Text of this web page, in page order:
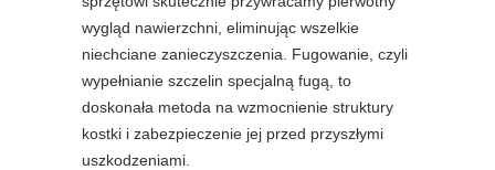
wygląd nawierzchni, eliminując wszelkie
niechciane zanieczyszczenia. Fugowanie, czyli
wypełnianie szczelin specjalną fugą, to
doskonała metoda na wzmocnienie struktury
kostki i zabezpieczenie jej przed przyszłymi
uszkodzeniami.